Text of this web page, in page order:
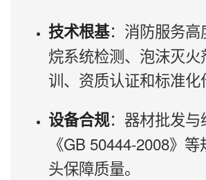
技术根基：消防服务
烷系统检测、泡沫灭
训、资质认证和标准
设备合规：器材批发
《GB 50444-2008》
头保障质量。